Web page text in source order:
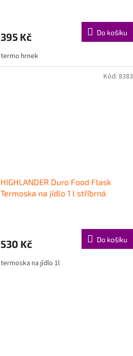
395 Kč Do košíku
termo hrnek
HIGHLANDER Duro Food Flask
Termoska na jídlo 1 l stříbrná
530 Kč Do košíku
termoska na jídlo 1l
Kód: 8383